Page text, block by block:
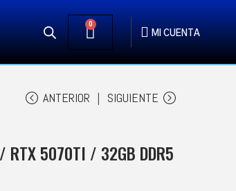
0
MI CUENTA
ANTERIOR SIGUIENTE
RTX 5070TI / 32GB DDR5